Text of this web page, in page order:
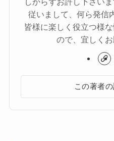
従いまして、何ら発信
皆様に楽しく役立つ様
ので、宜しくお
この著者